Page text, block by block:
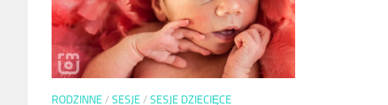
RODZINNE / SESJE / SESJE DZIECIĘCE